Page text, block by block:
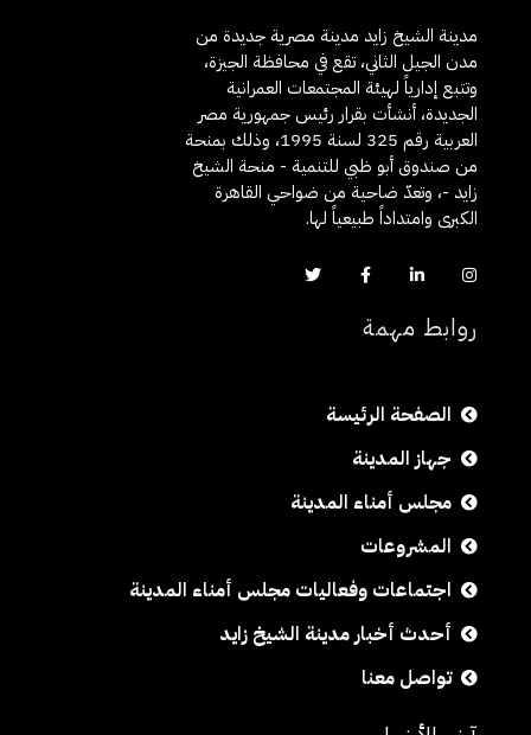
مدينة الشيخ زايد مدينة مصرية جديدة من
مدن الجيل الثاني، تقع في محافظة الجيزة،
وتتبع إدارياً لهيئة المجتمعات العمرانية
الجديدة، أنشأت بقرار رئيس جمهورية مصر
العربية رقم 325 لسنة 1995، وذلك بمنحة
من صندوق أبو ظبي للتنمية - منحة الشيخ
زايد -، وتعدّ ضاحية من ضواحي القاهرة
الكبرى وامتداداً طبيعياً لها.
روابط مهمة
الصفحة الرئيسة
جهاز المدينة
مجلس أمناء المدينة
المشروعات
اجتماعات وفعاليات مجلس أمناء المدينة
أحدث أخبار مدينة الشيخ زايد
تواصل معنا